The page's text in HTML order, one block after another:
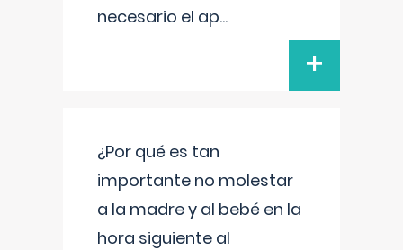
necesario el ap...
+
¿Por qué es tan
importante no molestar
a la madre y al bebé en la
hora siguiente al